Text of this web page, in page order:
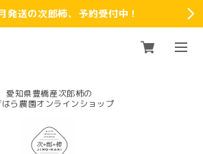
発送の次郎柿、予約受付中！
愛知県豊橋産次郎柿の